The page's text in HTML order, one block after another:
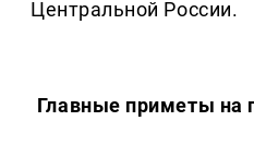
Центральной России.
Главные приметы на